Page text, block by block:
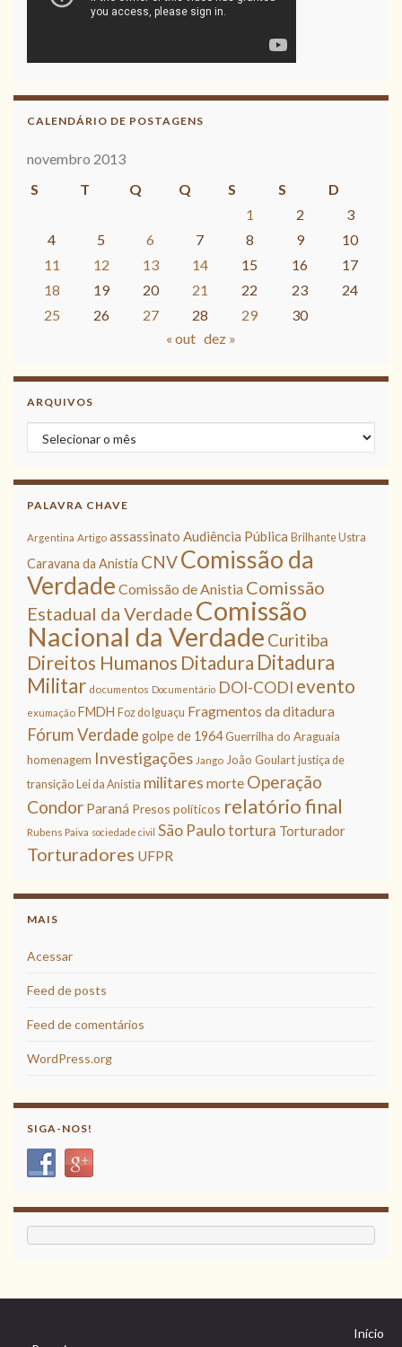
CALENDÁRIO DE POSTAGENS
novembro 2013
S
T Q Q S S
D
1
2
3
4
5 6 7 8 9
10
11
12 13 14 15 16
17
18
19 20 21 22 23
24
25
26 27 28 29
30
« out dez »
ARQUIVOS
Arquivos
PALAVRA CHAVE
Argentina Artigo assassinato Audiência Pública Brilhante Ustra
Caravana da Anistia CNVComissão da
Verdade Comissão de Anistia Comissão
Estadual da Verdade Comissão
Nacional da Verdade Curitiba
Direitos Humanos Ditadura Ditadura
Militar documentos Documentário DOI-CODI evento
exumação FMDH Foz do Iguaçu Fragmentos da ditadura
Fórum Verdade golpe de 1964Guerrilha do Araguaia
homenagem Investigações Jango João Goulart justiça de
transição
Lei da Anistia militares morte Operação
Condor Paraná Presos políticos relatório final
Rubens Paiva sociedade civil São Paulotortura Torturador
Torturadores UFPR
MAIS
Acessar
Feed de posts
Feed de comentários
WordPress.org
SIGA-NOS!
Início